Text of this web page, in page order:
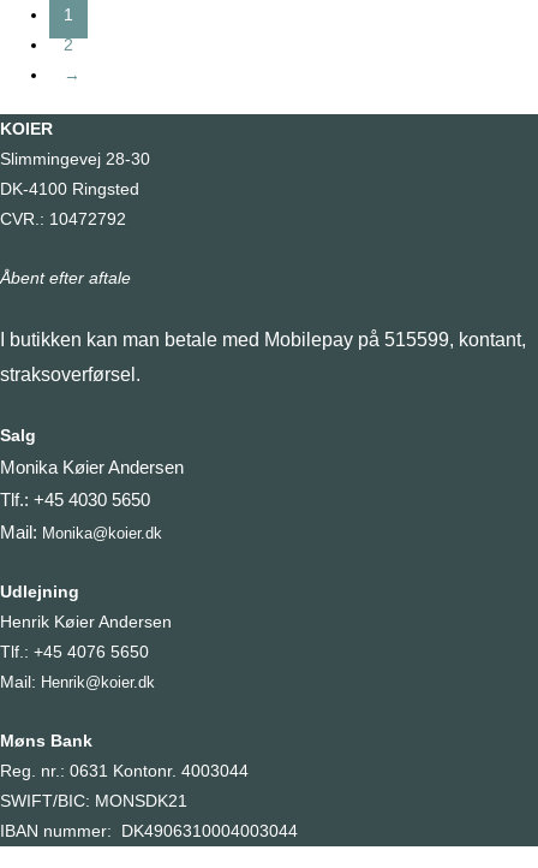
1
2
→
KOIER
Slimmingevej 28-30
DK-4100 Ringsted
CVR.: 10472792
Åbent efter aftale
I butikken kan man betale med Mobilepay på 515599, kontant,
straksoverførsel.
Salg
Monika Køier Andersen
Tlf.: +45 4030 5650
Mail: Monika@koier.dk
Udlejning
Henrik Køier Andersen
Tlf.: +45 4076 5650
Mail: Henrik@koier.dk
Møns Bank
Reg. nr.: 0631 Kontonr. 4003044
SWIFT/BIC: MONSDK21
IBAN nummer: DK4906310004003044